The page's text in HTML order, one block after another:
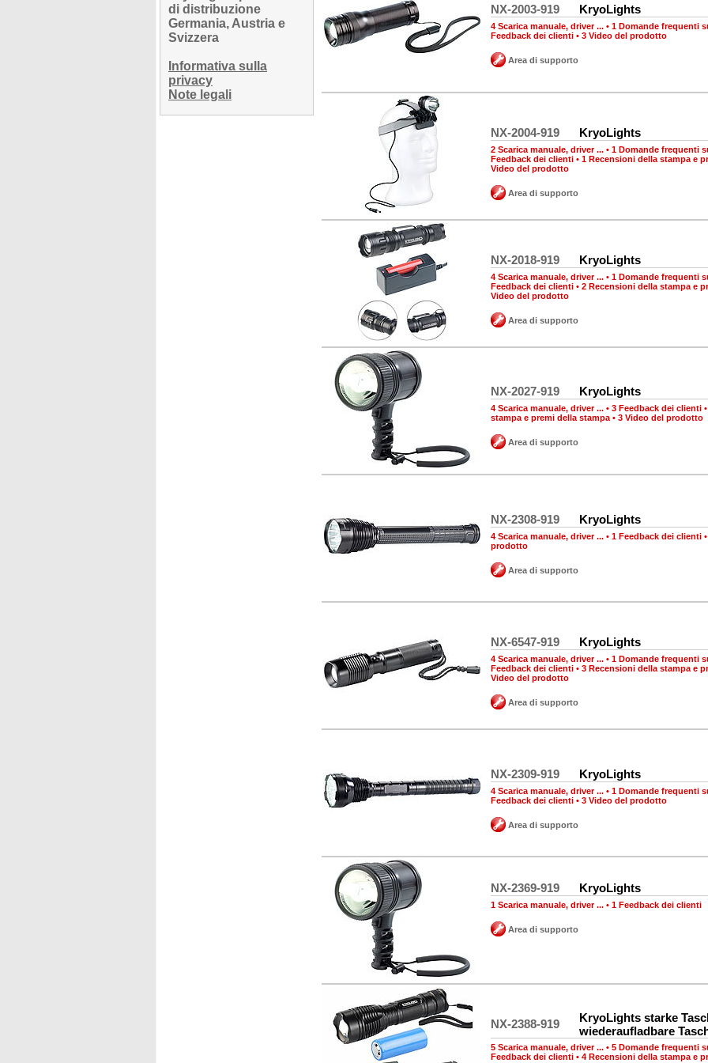
di distribuzione
Germania, Austria e
Svizzera
Informativa sulla
privacy
Note legali
NX-2003-919 KryoLights
4 Scarica manuale, driver ... • 1 Domande frequenti
Feedback dei clienti • 3 Video del prodotto
Area di supporto
NX-2004-919 KryoLights
2 Scarica manuale, driver ... • 1 Domande frequenti
Feedback dei clienti • 1 Recensioni della stampa e
Video del prodotto
Area di supporto
NX-2018-919 KryoLights
4 Scarica manuale, driver ... • 1 Domande frequenti
Feedback dei clienti • 2 Recensioni della stampa e
Video del prodotto
Area di supporto
NX-2027-919 KryoLights
4 Scarica manuale, driver ... • 3 Feedback dei clienti
stampa e premi della stampa • 3 Video del prodotto
Area di supporto
NX-2308-919 KryoLights
4 Scarica manuale, driver ... • 1 Feedback dei clienti
prodotto
Area di supporto
NX-6547-919 KryoLights
4 Scarica manuale, driver ... • 1 Domande frequenti
Feedback dei clienti • 3 Recensioni della stampa e
Video del prodotto
Area di supporto
NX-2309-919 KryoLights
4 Scarica manuale, driver ... • 1 Domande frequenti
Feedback dei clienti • 3 Video del prodotto
Area di supporto
NX-2369-919 KryoLights
1 Scarica manuale, driver ... • 1 Feedback dei clienti
Area di supporto
NX-2388-919
KryoLights starke
wiederaufladbare
5 Scarica manuale, driver ... • 5 Domande frequenti
Feedback dei clienti • 4 Recensioni della stampa e